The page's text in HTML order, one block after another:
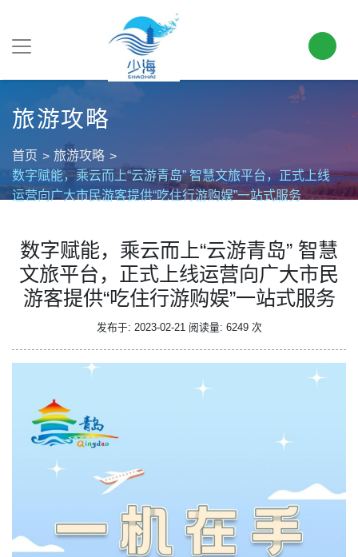
旅游攻略
首页
旅游攻略
数字赋能，乘云而上“云游青岛” 智慧文旅平台，正式上线
运营向广大市民游客提供“吃住行游购娱”一站式服务
数字赋能，乘云而上“云游青岛” 智慧
文旅平台，正式上线运营向广大市民
游客提供“吃住行游购娱”一站式服务
发布于: 2023-02-21 阅读量: 6249 次